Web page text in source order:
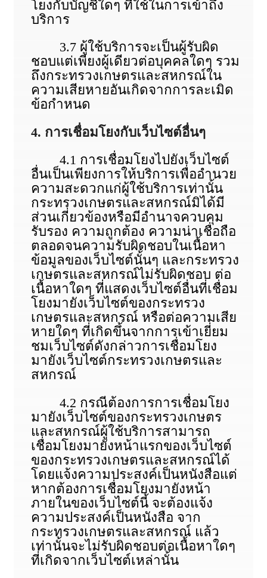
โยงกับบัญชีใดๆ ที่ใช้ในการเข้าถึง
บริการ
3.7 ผู้ใช้บริการจะเป็นผู้รับผิด
ชอบแต่เพียงผู้เดียวต่อบุคคลใดๆ รวม
ถึงกระทรวงเกษตรและสหกรณ์ใน
ความเสียหายอันเกิดจากการละเมิด
ข้อกําหนด
4. การเชื่อมโยงกับเว็บไซต์อื่นๆ
4.1 การเชื่อมโยงไปยังเว็บไซต์
อื่นเป็นเพียงการให้บริการเพื่ออํานวย
ความสะดวกแก่ผู้ใช้บริการเท่านั้น
กระทรวงเกษตรและสหกรณ์มิได้มี
ส่วนเกี่ยวข้องหรือมีอํานาจควบคุม
รับรอง ความถูกต้อง ความน่าเชื่อถือ
ตลอดจนความรับผิดชอบในเนื้อหา
ข้อมูลของเว็บไซต์นั้นๆ และกระทรวง
เกษตรและสหกรณ์ไม่รับผิดชอบ ต่อ
เนื้อหาใดๆ ที่แสดงเว็บไซต์อื่นที่เชื่อม
โยงมายังเว็บไซต์ของกระทรวง
เกษตรและสหกรณ์ หรือต่อความเสีย
หายใดๆ ที่เกิดขึ้นจากการเข้าเยี่ยม
ชมเว็บไซต์ดังกล่าวการเชื่อมโยง
มายังเว็บไซต์กระทรวงเกษตรและ
สหกรณ์
4.2 กรณีต้องการการเชื่อมโยง
มายังเว็บไซต์ของกระทรวงเกษตร
และสหกรณ์ผู้ใช้บริการสามารถ
เชื่อมโยงมายังหน้าแรกของเว็บไซต์
ของกระทรวงเกษตรและสหกรณ์ได้
โดยแจ้งความประสงค์เป็นหนังสือแต่
หากต้องการเชื่อมโยงมายังหน้า
ภายในของเว็บไซต์นี้ จะต้องแจ้ง
ความประสงค์เป็นหนังสือ จาก
กระทรวงเกษตรและสหกรณ์ แล้ว
เท่านั้นจะไม่รับผิดชอบต่อเนื้อหาใดๆ
ที่เกิดจากเว็บไซต์เหล่านั้น